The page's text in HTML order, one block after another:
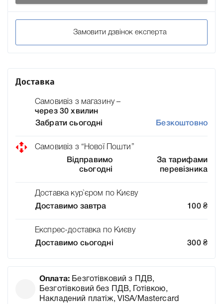
Замовити дзвінок експерта
Доставка
Самовивіз з магазину –
через 30 хвилин
Забрати сьогодні
Безкоштовно
Самовивіз з “Нової Пошти”
Відправимо
сьогодні
За тарифами
перевізника
Доставка кур`єром по Києву
Доставимо завтра
100 ₴
Експрес-доставка по Києву
Доставимо сьогодні
300 ₴
Оплата: Безготівковий з ПДВ,
Безготівковий без ПДВ, Готівкою,
Накладений платіж, VISA/Mastercard